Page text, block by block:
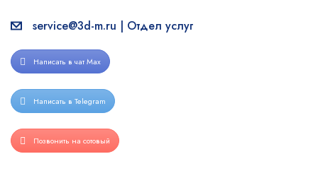
service@3d-m.ru | Отдел услуг
Написать в чат Max
Написать в Telegram
Позвонить на сотовый